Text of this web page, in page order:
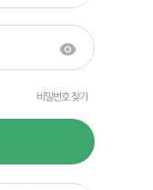
비밀번호 찾기